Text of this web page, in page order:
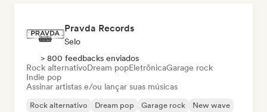
Pravda Records
Selo
> 800 feedbacks enviados
Rock alternativoDream popEletrônicaGarage rock
Indie pop
Assinar artistas e/ou lançar suas músicas
Rock alternativo Dream pop Garage rock
New wave